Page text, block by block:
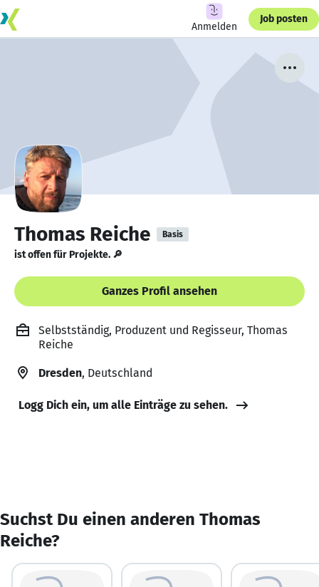
Anmelden
Job posten
Thomas Reiche Basis
ist offen für Projekte. 🔎
Ganzes Profil ansehen
Selbstständig, Produzent und Regisseur, Thomas
Reiche
Dresden, Deutschland
Logg Dich ein, um alle Einträge zu sehen.
Suchst Du einen anderen Thomas
Reiche?